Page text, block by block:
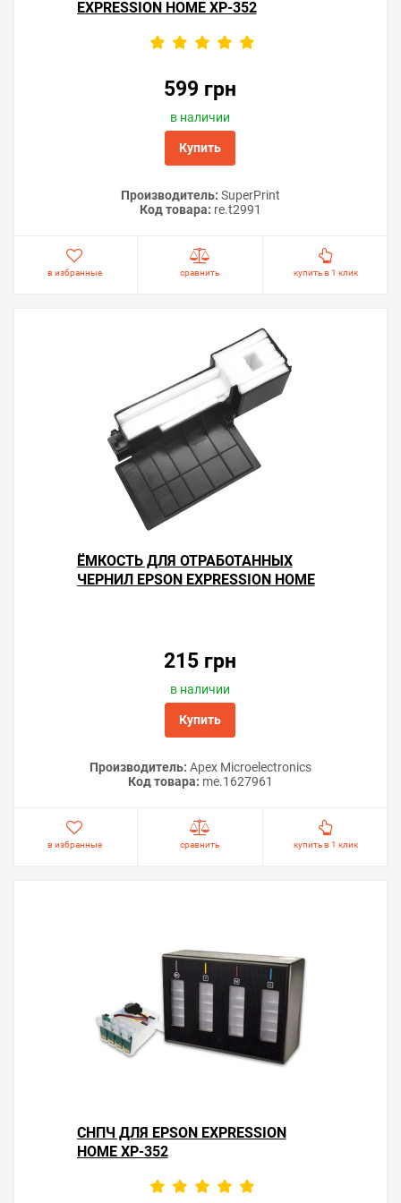
экономичной.
EXPRESSION HOME XP-352
599 грн
в наличии
Купить
Производитель: SuperPrint
Код товара: re.t2991
в избранные сравнить купить в 1 клик
ЁМКОСТЬ ДЛЯ ОТРАБОТАННЫХ
ЧЕРНИЛ EPSON EXPRESSION HOME
215 грн
в наличии
Купить
Производитель: Apex Microelectronics
Код товара: me.1627961
в избранные сравнить купить в 1 клик
СНПЧ ДЛЯ EPSON EXPRESSION
HOME XP-352